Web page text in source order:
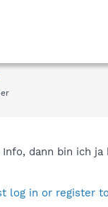
dann bin ich ja
log in or register